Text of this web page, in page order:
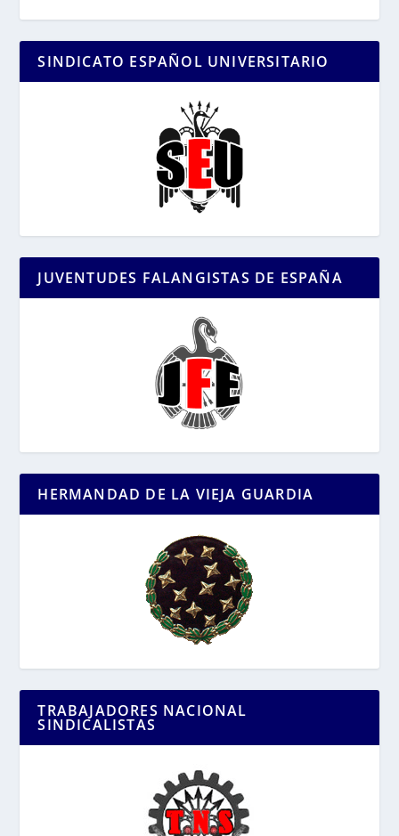
SINDICATO ESPAÑOL UNIVERSITARIO
JUVENTUDES FALANGISTAS DE ESPAÑA
HERMANDAD DE LA VIEJA GUARDIA
TRABAJADORES NACIONAL
SINDICALISTAS